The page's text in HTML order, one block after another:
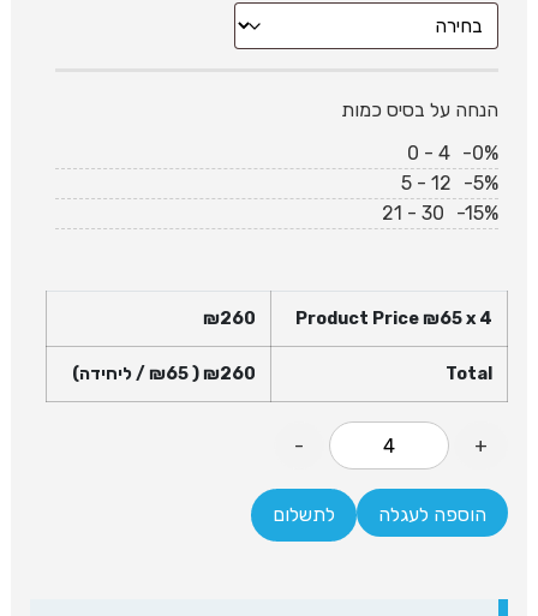
הנחה על בסיס כמות
0 - 4 -0%
5 - 12
-5%
21 - 30
-15%
Product Price ₪65x 4
₪260
Total
₪260
( ₪
65 / ליחידה)
- +
הוספה לעגלה לתשלום